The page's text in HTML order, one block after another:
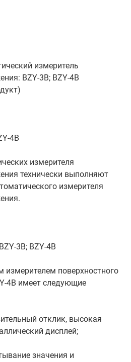
измеритель
BZY-3B; BZY-4B
4B
измерителя
технически выполняют
измерителя
3B; BZY-4B
измерителем поверхностного
4B имеет следующие
отклик, высокая
дисплей;
значения и